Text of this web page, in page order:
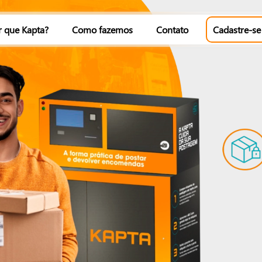
que Kapta? Como fazemos Contato Cadastre-se